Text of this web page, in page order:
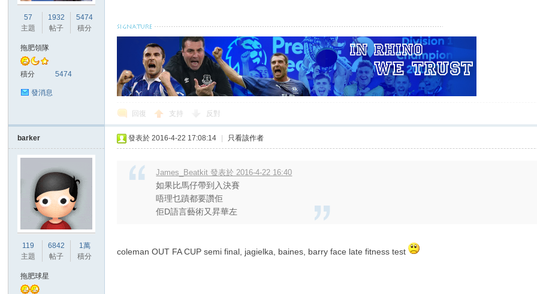
頓
57
主題
1932
帖子
5474
積分
拖肥領隊
積分 5474
發消息
回復 支持 反對
barker
119
主題
6842
帖子
1萬
積分
拖肥球星
發表於 2016-4-22 17:08:14 只看該作者
James_Beatkit 發表於 2016-4-22 16:40
如果比馬仔帶到入決賽
唔理乜蹟都要讚佢
佢D語言藝術又昇華左
coleman OUT FA CUP semi final, jagielka, baines, barry face late fitness test